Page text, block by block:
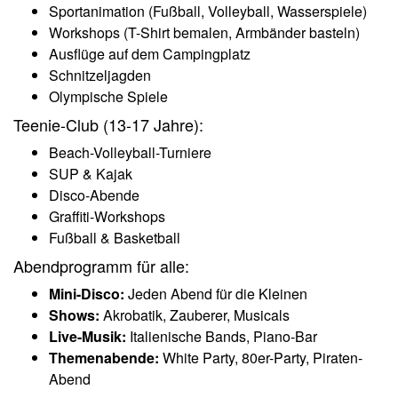
Sportanimation (Fußball, Volleyball, Wasserspiele)
Workshops (T-Shirt bemalen, Armbänder basteln)
Ausflüge auf dem Campingplatz
Schnitzeljagden
Olympische Spiele
Teenie-Club (13-17 Jahre):
Beach-Volleyball-Turniere
SUP & Kajak
Disco-Abende
Graffiti-Workshops
Fußball & Basketball
Abendprogramm für alle:
Mini-Disco: Jeden Abend für die Kleinen
Shows: Akrobatik, Zauberer, Musicals
Live-Musik: Italienische Bands, Piano-Bar
Themenabende: White Party, 80er-Party, Piraten-
Abend